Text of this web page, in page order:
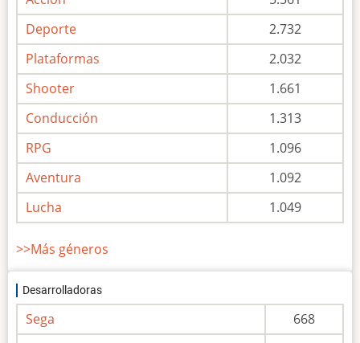
Deporte
2.732
Plataformas
2.032
Shooter
1.661
Conducción
1.313
RPG
1.096
Aventura
1.092
Lucha
1.049
>>Más géneros
Desarrolladoras
Sega
668